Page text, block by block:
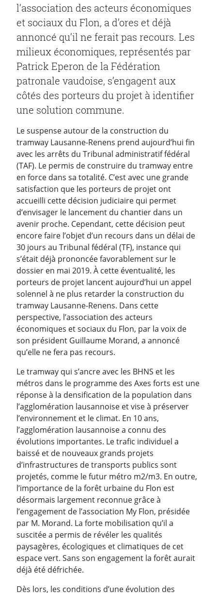
l’association des acteurs économiques
et sociaux du Flon, a d’ores et déjà
annoncé qu’il ne ferait pas recours. Les
milieux économiques, représentés par
Patrick Eperon de la Fédération
patronale vaudoise, s’engagent aux
côtés des porteurs du projet à identifier
une solution commune.
Le suspense autour de la construction du
tramway Lausanne-Renens prend aujourd’hui fin
avec les arrêts du Tribunal administratif fédéral
(TAF). Le permis de construire du tramway entre
en force dans sa totalité. C’est avec une grande
satisfaction que les porteurs de projet ont
accueilli cette décision judiciaire qui permet
d’envisager le lancement du chantier dans un
avenir proche. Cependant, cette décision peut
encore faire l’objet d’un recours dans un délai de
30 jours au Tribunal fédéral (TF), instance qui
s’était déjà prononcée favorablement sur le
dossier en mai 2019. À cette éventualité, les
porteurs de projet lancent aujourd’hui un appel
solennel à ne plus retarder la construction du
tramway Lausanne-Renens. Dans cette
perspective, l’association des acteurs
économiques et sociaux du Flon, par la voix de
son président Guillaume Morand, a annoncé
qu’elle ne fera pas recours.
Le tramway qui s’ancre avec les BHNS et les
métros dans le programme des Axes forts est une
réponse à la densification de la population dans
l’agglomération lausannoise et vise à préserver
l’environnement et le climat. En 10 ans,
l’agglomération lausannoise a connu des
évolutions importantes. Le trafic individuel a
baissé et de nouveaux grands projets
d’infrastructures de transports publics sont
projetés, comme le futur métro m2/m3. En outre,
l’importance de la forêt urbaine du Flon est
désormais largement reconnue grâce à
l’engagement de l’association My Flon, présidée
par M. Morand. La forte mobilisation qu’il a
suscitée a permis de révéler les qualités
paysagères, écologiques et climatiques de cet
espace vert. Sans son engagement la forêt aurait
déjà été défrichée.
Dès lors, les conditions d’une évolution des